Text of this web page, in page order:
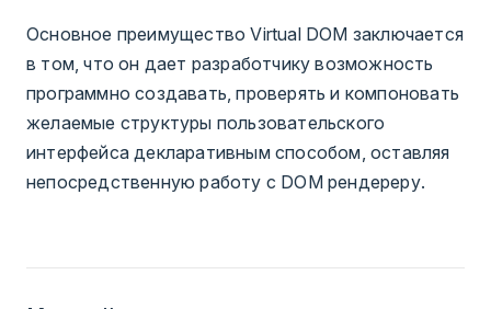
Основное преимущество Virtual DOM заключается
в том, что он дает разработчику возможность
программно создавать, проверять и компоновать
желаемые структуры пользовательского
интерфейса декларативным способом, оставляя
непосредственную работу с DOM рендереру.